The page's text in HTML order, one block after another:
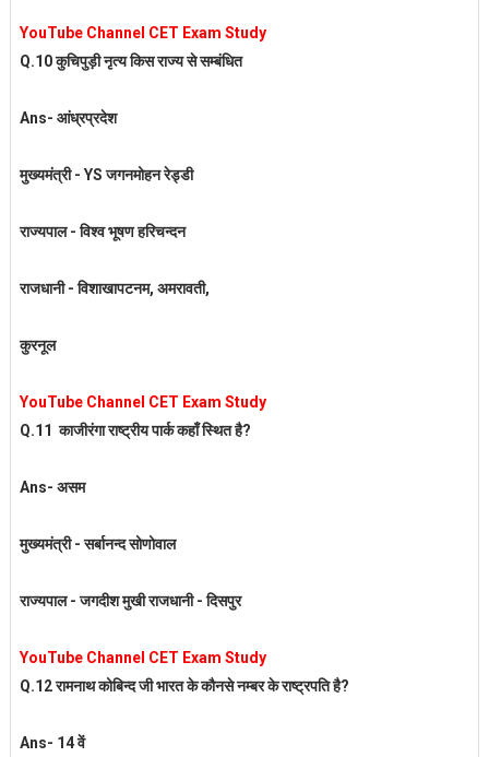
YouTube Channel CET Exam Study
Q.10 कुचिपुड़ी नृत्य किस राज्य से सम्बंधित
Ans- आंध्रप्रदेश
मुख्यमंत्री - YS जगनमोहन रेड्डी
राज्यपाल - विश्व भूषण हरिचन्दन
राजधानी - विशाखापटनम, अमरावती,
कुरनूल
YouTube Channel CET Exam Study
Q.11काजीरंगा राष्ट्रीय पार्क कहाँ स्थित है?
Ans- असम
मुख्यमंत्री - सर्बानन्द सोणोवाल
राज्यपाल - जगदीश मुखी राजधानी - दिसपुर
YouTube Channel CET Exam Study
Q.12 रामनाथ कोबिन्द जी भारत के कौनसे नम्बर के राष्ट्रपति है?
Ans- 14 वें